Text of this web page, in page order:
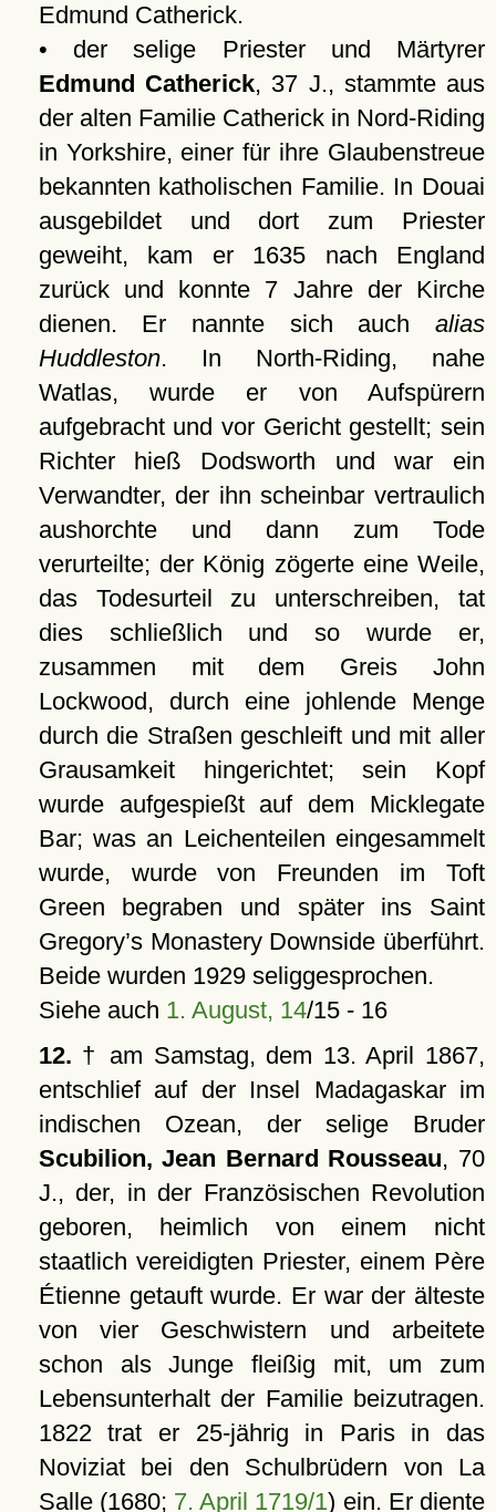
Edmund Catherick.
• der selige Priester und Märtyrer
Edmund Catherick, 37 J., stammte aus
der alten Familie Catherick in Nord-Riding
in Yorkshire, einer für ihre Glaubenstreue
bekannten katholischen Familie. In Douai
ausgebildet und dort zum Priester
geweiht, kam er 1635 nach England
zurück und konnte 7 Jahre der Kirche
dienen. Er nannte sich auch alias
Huddleston. In North-Riding, nahe
Watlas, wurde er von Aufspürern
aufgebracht und vor Gericht gestellt; sein
Richter hieß Dodsworth und war ein
Verwandter, der ihn scheinbar vertraulich
aushorchte und dann zum Tode
verurteilte; der König zögerte eine Weile,
das Todesurteil zu unterschreiben, tat
dies schließlich und so wurde er,
zusammen mit dem Greis John
Lockwood, durch eine johlende Menge
durch die Straßen geschleift und mit aller
Grausamkeit hingerichtet; sein Kopf
wurde aufgespießt auf dem Micklegate
Bar; was an Leichenteilen eingesammelt
wurde, wurde von Freunden im Toft
Green begraben und später ins Saint
Gregory’s Monastery Downside überführt.
Beide wurden 1929 seliggesprochen.
Siehe auch 1. August, 14/15 - 16
12. † am Samstag, dem 13. April 1867,
entschlief auf der Insel Madagaskar im
indischen Ozean, der selige Bruder
Scubilion, Jean Bernard Rousseau, 70
J., der, in der Französischen Revolution
geboren, heimlich von einem nicht
staatlich vereidigten Priester, einem Père
Étienne getauft wurde. Er war der älteste
von vier Geschwistern und arbeitete
schon als Junge fleißig mit, um zum
Lebensunterhalt der Familie beizutragen.
1822 trat er 25-jährig in Paris in das
Noviziat bei den Schulbrüdern von La
Salle (1680; 7. April 1719/1) ein. Er diente